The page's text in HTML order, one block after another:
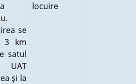
se
3 km
satul
UAT
şi la
locuire